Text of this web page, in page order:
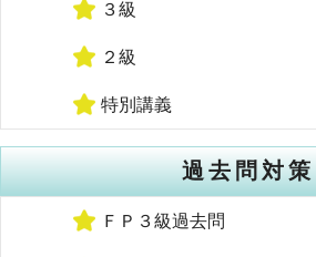
３級
２級
特別講義
過去問対策
ＦＰ３級過去問